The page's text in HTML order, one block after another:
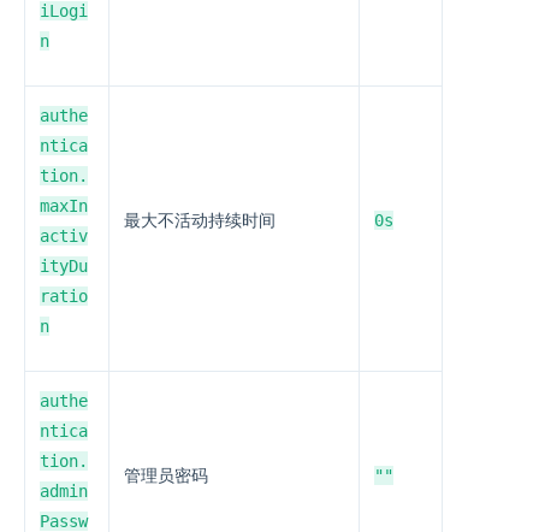
iLogi
n
authe
ntica
tion.
maxIn
activ
ityDu
ratio
n
最大不活动持续时间 0s
authe
ntica
tion.
admin
Passw
管理员密码 ""